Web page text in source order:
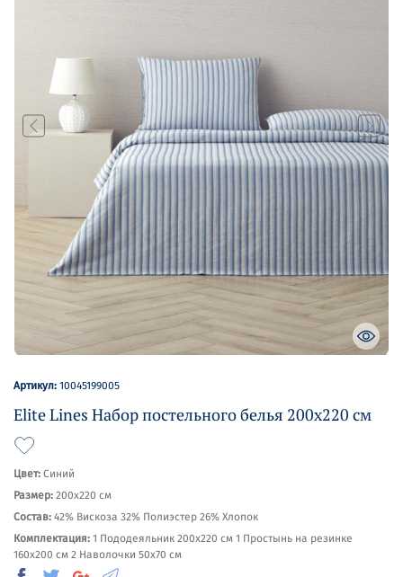
Артикул: 10045199005
Elite Lines Набор постельного белья 200х220 см
Цвет: Синий
Размер: 200х220 см
Состав: 42% Вискоза 32% Полиэстер 26% Хлопок
Комплектация: 1 Пододеяльник 200х220 см 1 Простынь на резинке
160х200 см 2 Наволочки 50х70 см